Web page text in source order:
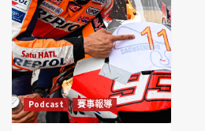
Podcast 賽事報導